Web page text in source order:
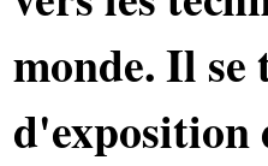
monde. Il se
d'exposition